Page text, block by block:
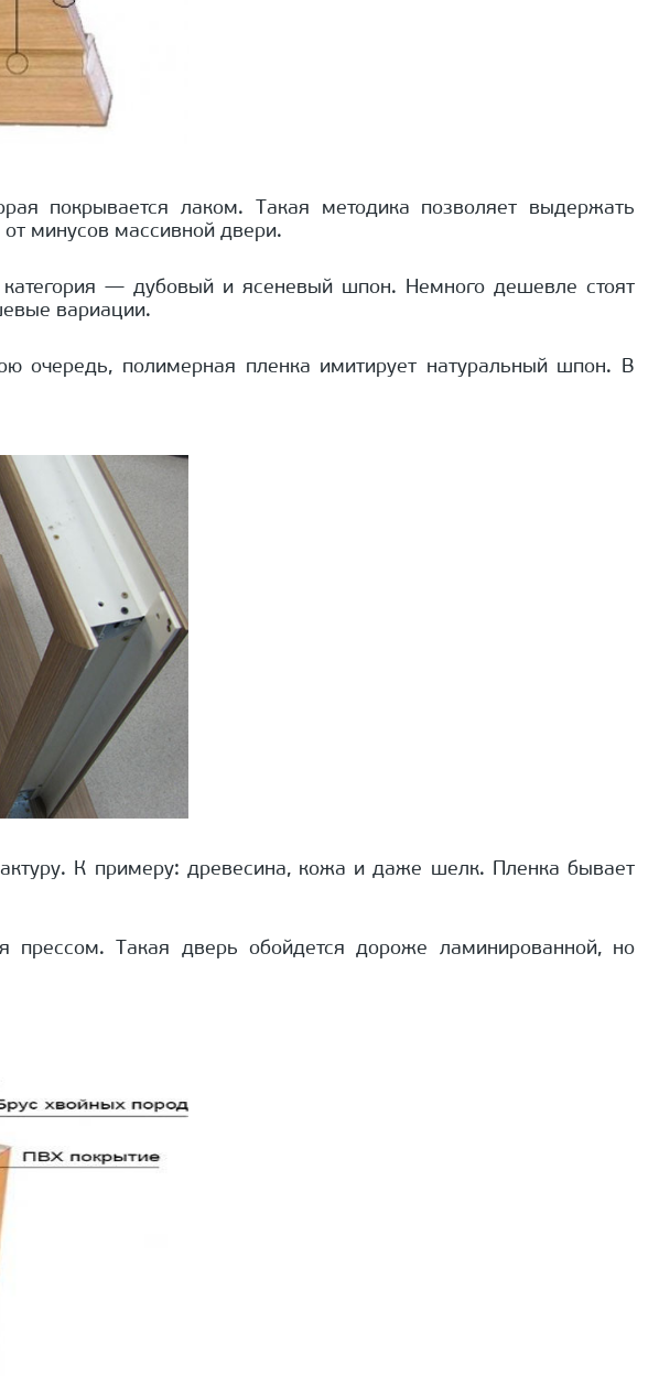
покрывается лаком. Такая методика позволяет выдержать
от минусов массивной двери.
— дубовый и ясеневый шпон. Немного дешевле стоят
вариации.
очередь, полимерная пленка имитирует натуральный шпон. В
К примеру: древесина, кожа и даже шелк. Пленка бывает
прессом. Такая дверь обойдется дороже ламинированной, но